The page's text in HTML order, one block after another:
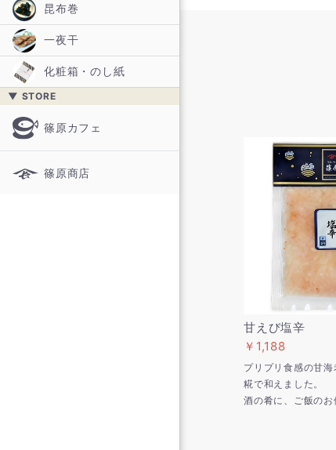
昆布巻
一夜干
化粧箱・のし紙
▼ STORE
篠原カフェ
篠原商店
甘えび塩辛
￥1,188
プリプリ食感の甘
糀で和えました。
酒の肴に、ご飯のお